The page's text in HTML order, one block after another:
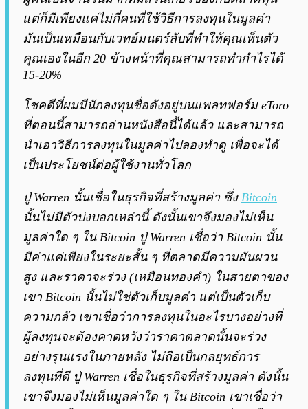
แต่ก็มีเพียงแค่ไม่กี่คนที่ใช้วิธีการลงทุนในมูลค่า
มันเป็นเหมือนกับเวทย์มนตร์ลับที่ทำให้คุณเห็นตัว
คุณเองในอีก 20 ข้างหน้าที่คุณสามารถทำกำไรได้
15-20%
โชคดีที่ผมมีนักลงทุนชื่อดังอยู่บนแพลทฟอร์ม eToro
ที่ตอนนี้สามารถอ่านหนังสือนี้ได้แล้ว และสามารถ
นำเอาวิธีการลงทุนในมูลค่าไปลองทำดู เพื่อจะได้
เป็นประโยชน์ต่อผู้ใช้งานทั่วโลก
ปู่ Warren นั้นเชื่อในธุรกิจที่สร้างมูลค่า ซึ่ง Bitcoin
นั้นไม่มีตัวบ่งบอกเหล่านี้ ดังนั้นเขาจึงมองไม่เห็น
มูลค่าใด ๆ ใน Bitcoin ปู่ Warren เชื่อว่า Bitcoin นั้น
มีค่าแค่เพียงในระยะสั้น ๆ ที่ตลาดมีความผันผวน
สูง และราคาจะร่วง (เหมือนทองคำ) ในสายตาของ
เขา Bitcoin นั้นไม่ใช่ตัวเก็บมูลค่า แต่เป็นตัวเก็บ
ความกลัว เขาเชื่อว่าการลงทุนในอะไรบางอย่างที่
ผู้ลงทุนจะต้องคาดหวังว่าราคาตลาดนั้นจะร่วง
อย่างรุนแรงในภายหลัง ไม่ถือเป็นกลยุทธ์การ
ลงทุนที่ดี ปู่ Warren เชื่อในธุรกิจที่สร้างมูลค่า ดังนั้น
เขาจึงมองไม่เห็นมูลค่าใด ๆ ใน Bitcoin เขาเชื่อว่า